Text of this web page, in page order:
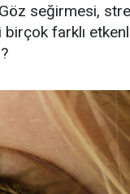
seğirmesi,
farklı